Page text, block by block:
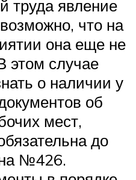
труда явление
что на
она еще не
этом случае
о наличии у
об
мест,
до
№426.